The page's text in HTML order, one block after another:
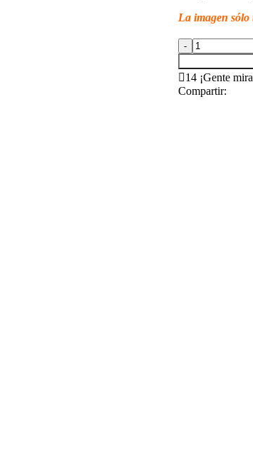
La imagen sólo
Costilla
Cerdo
4lb
14 ¡Gente
Compartir: